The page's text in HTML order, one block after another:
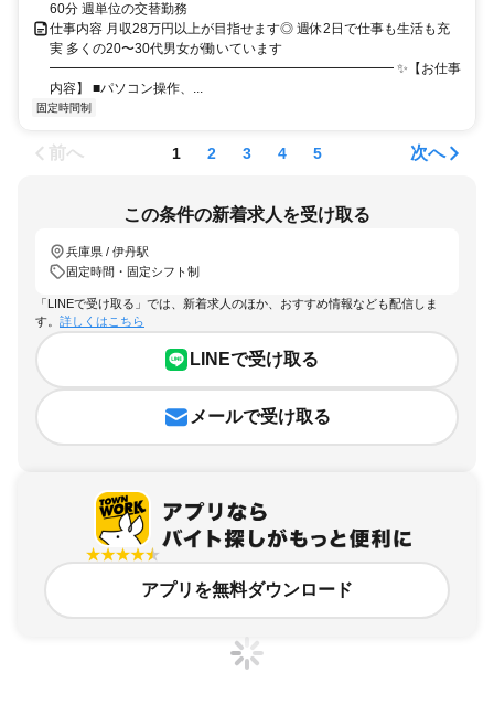
60分 週単位の交替勤務
仕事内容 月収28万円以上が目指せます◎ 週休2日で仕事も生活も充
実 多くの20〜30代男女が働いています
━━━━━━━━━━━━━━━━━━━━━━━━━━ ✨【お仕事
内容】 ■パソコン操作、...
固定時間制
前へ 1 2 3 4 5 次へ
この条件の新着求人を受け取る
兵庫県 / 伊丹駅
固定時間・固定シフト制
「LINEで受け取る」では、新着求人のほか、おすすめ情報なども配信しま
す。 詳しくはこちら
LINEで受け取る
メールで受け取る
アプリを無料ダウンロード